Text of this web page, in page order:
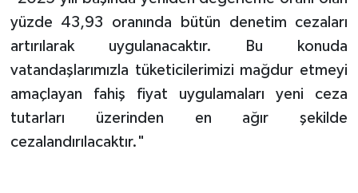
yüzde 43,93 oranında bütün denetim cezaları
artırılarak uygulanacaktır. Bu konuda
vatandaşlarımızla tüketicilerimizi mağdur etmeyi
amaçlayan fahiş fiyat uygulamaları yeni ceza
tutarları üzerinden en ağır şekilde
cezalandırılacaktır."